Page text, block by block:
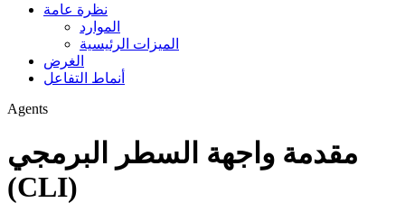
نظرة عامة
الموارد
الميزات الرئيسية
الغرض
أنماط التفاعل
Agents
مقدمة واجهة السطر البرمجي
(CLI)